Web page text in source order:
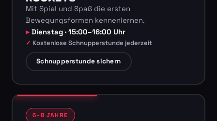
Mit Spiel und Spaß die ersten
Bewegungsformen kennenlernen.
Dienstag · 15:00–16:00 Uhr
Kostenlose Schnupperstunde jederzeit
Schnupperstunde sichern
6–8 JAHRE